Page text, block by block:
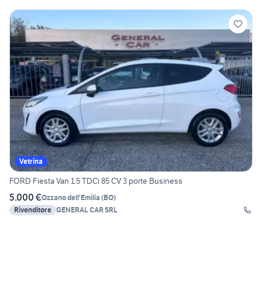
Vetrina
FORD Fiesta Van 1.5 TDCi 85 CV 3 porte Business
5.000 €Ozzano dell'Emilia (BO)
Rivenditore GENERAL CAR SRL